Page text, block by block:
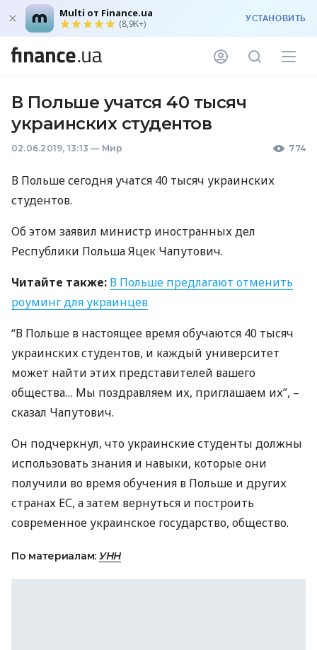
Multi от Finance.ua
(8,9K+) УСТАНОВИТЬ
В Польше учатся 40 тысяч
украинских студентов
02.06.2019, 13:13 — Мир 774
В Польше сегодня учатся 40 тысяч украинских
студентов.
Об этом заявил министр иностранных дел
Республики Польша Яцек Чапутович.
Читайте также: В Польше предлагают отменить
роуминг для украинцев
“В Польше в настоящее время обучаются 40 тысяч
украинских студентов, и каждый университет
может найти этих представителей вашего
общества… Мы поздравляем их, приглашаем их”, –
сказал Чапутович.
Он подчеркнул, что украинские студенты должны
использовать знания и навыки, которые они
получили во время обучения в Польше и других
странах ЕС, а затем вернуться и построить
современное украинское государство, общество.
По материалам: УНН